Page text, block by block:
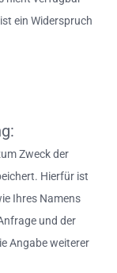
ein Widerspruch
Zweck der
Hierfür ist
Ihres Namens
und der
Angabe weiterer